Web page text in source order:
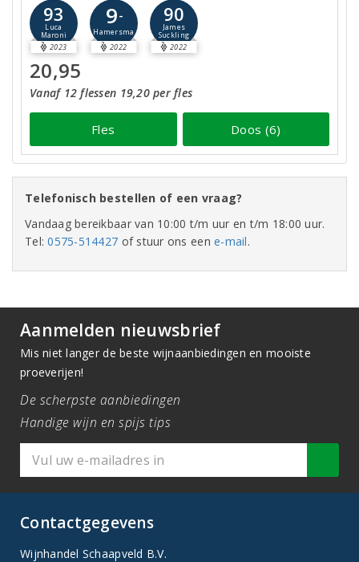
93
Luca
Maroni
2023
9-
Hamersma
2022
90
James
Suckling
2022
20,95
Vanaf 12 flessen 19,20 per fles
Fles Doos (6)
Telefonisch bestellen of een vraag?
Vandaag bereikbaar van 10:00 t/m uur en t/m 18:00 uur.
Tel:0575-514427 of stuur ons eene-mail.
Aanmelden nieuwsbrief
Mis niet langer de beste wijnaanbiedingen en mooiste
proeverijen!
De scherpste aanbiedingen
Handige wijn en spijs tips
Contactgegevens
Wijnhandel Schaapveld B.V.